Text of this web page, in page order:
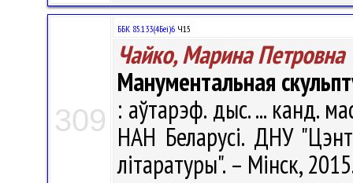
309
ББК 85.133(4Беі)6 Ч15
Чайко, Марина Петровна
Манументальная
: аўтарэф. дыс. ... канд.
НАН Беларусі. ДНУ
літаратуры". – Мінск,